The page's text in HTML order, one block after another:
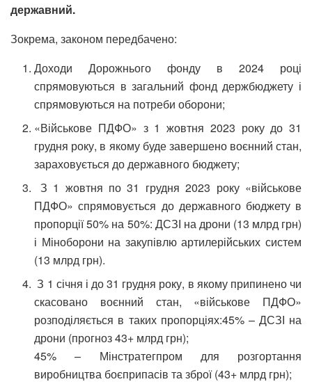
державний.
Зокрема, законом передбачено:
Доходи Дорожнього фонду в 2024 році
спрямовуються в загальний фонд держбюджету і
спрямовуються на потреби оборони;
«Військове ПДФО» з 1 жовтня 2023 року до 31
грудня року, в якому буде завершено воєнний стан,
зараховується до державного бюджету;
З 1 жовтня по 31 грудня 2023 року «військове
ПДФО» спрямовується до державного бюджету в
пропорції 50% на 50%: ДСЗІ на дрони (13 млрд грн)
і Міноборони на закупівлю артилерійських систем
(13 млрд грн).
З 1 січня і до 31 грудня року, в якому припинено чи
скасовано воєнний стан, «військове ПДФО»
розподіляється в таких пропорціях:45% – ДСЗІ на
дрони (прогноз 43+ млрд грн);
45% – Мінстратегпром для розгортання
виробництва боєприпасів та зброї (43+ млрд грн);